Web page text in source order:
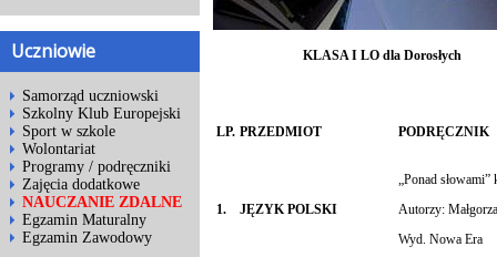
Uczniowie
Samorząd uczniowski
Szkolny Klub Europejski
Sport w szkole
Wolontariat
Programy / podręczniki
Zajęcia dodatkowe
NAUCZANIE ZDALNE
Egzamin Maturalny
Egzamin Zawodowy
KLASA I LO dla Dorosłych
LP. PRZEDMIOT PODRĘCZNIK
1. JĘZYK POLSKI
„Ponad słowami”
Autorzy:
Wyd. Nowa Era